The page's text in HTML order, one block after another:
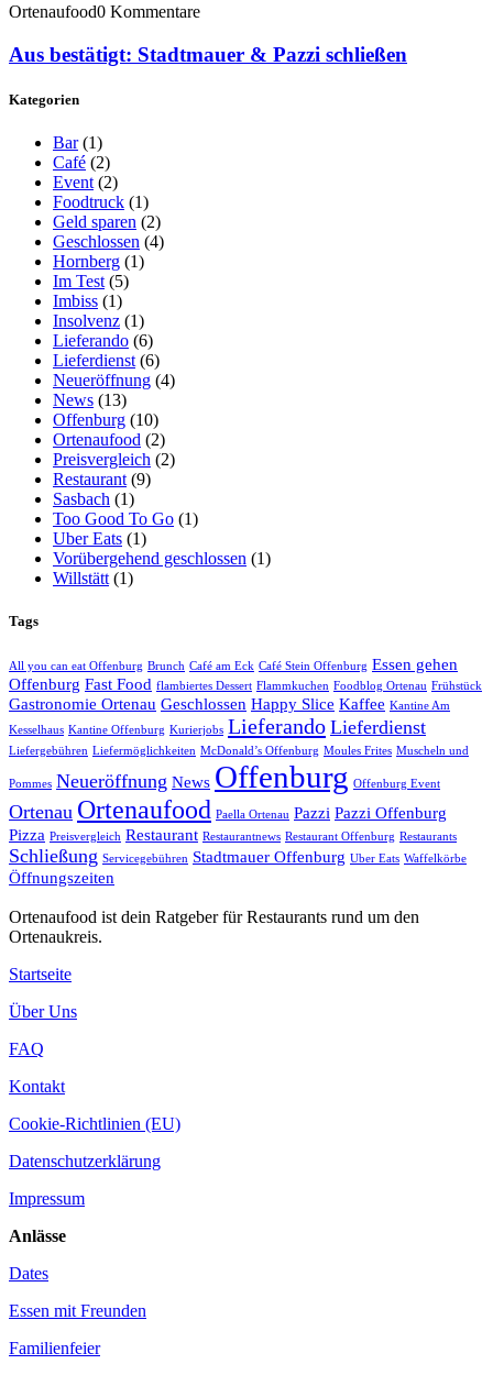
Ortenaufood0 Kommentare
Aus bestätigt: Stadtmauer & Pazzi schließen
Kategorien
Bar (1)
Café (2)
Event (2)
Foodtruck (1)
Geld sparen (2)
Geschlossen (4)
Hornberg (1)
Im Test (5)
Imbiss (1)
Insolvenz (1)
Lieferando (6)
Lieferdienst (6)
Neueröffnung (4)
News (13)
Offenburg (10)
Ortenaufood (2)
Preisvergleich (2)
Restaurant (9)
Sasbach (1)
Too Good To Go (1)
Uber Eats (1)
Vorübergehend geschlossen (1)
Willstätt (1)
Tags
All you can eat Offenburg Brunch Café am Eck Café Stein Offenburg Essen gehen
Offenburg Fast Food flambiertes Dessert Flammkuchen Foodblog Ortenau Frühstück
Gastronomie Ortenau Geschlossen Happy Slice Kaffee Kantine Am
Kesselhaus Kantine Offenburg Kurierjobs Lieferando Lieferdienst
Liefergebühren Liefermöglichkeiten McDonald’s Offenburg Moules Frites Muscheln und
Pommes Neueröffnung News Offenburg Offenburg Event
Ortenau Ortenaufood Paella Ortenau Pazzi Pazzi Offenburg
Pizza Preisvergleich Restaurant Restaurantnews Restaurant Offenburg Restaurants
Schließung Servicegebühren Stadtmauer Offenburg Uber Eats Waffelkörbe
Öffnungszeiten
Ortenaufood ist dein Ratgeber für Restaurants rund um den
Ortenaukreis.
Startseite
Über Uns
FAQ
Kontakt
Cookie-Richtlinien (EU)
Datenschutzerklärung
Impressum
Anlässe
Dates
Essen mit Freunden
Familienfeier